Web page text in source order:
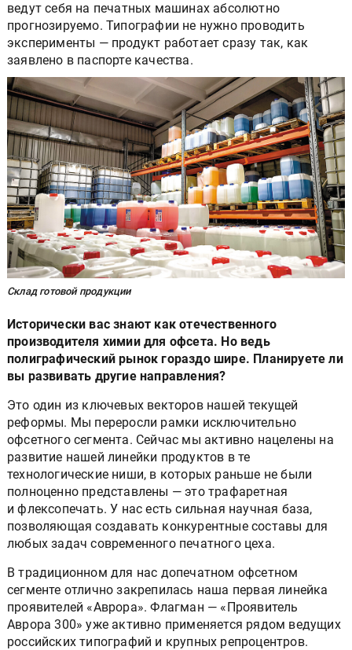
ведут себя на печатных машинах абсолютно
прогнозируемо. Типографии не нужно проводить
эксперименты — продукт работает сразу так, как
заявлено в паспорте качества.
Склад готовой продукции
Исторически вас знают как отечественного
производителя химии для офсета. Но ведь
полиграфический рынок гораздо шире. Планируете ли
вы развивать другие направления?
Это один из ключевых векторов нашей текущей
реформы. Мы переросли рамки исключительно
офсетного сегмента. Сейчас мы активно нацелены на
развитие нашей линейки продуктов в те
технологические ниши, в которых раньше не были
полноценно представлены — это трафаретная
и флексопечать. У нас есть сильная научная база,
позволяющая создавать конкурентные составы для
любых задач современного печатного цеха.
В традиционном для нас допечатном офсетном
сегменте отлично закрепилась наша первая линейка
проявителей «Аврора». Флагман — «Проявитель
Аврора 300» уже активно применяется рядом ведущих
российских типографий и крупных репроцентров.